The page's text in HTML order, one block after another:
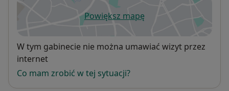
Powiększ mapęotwiera się w nowej karcie
Dostępność
W tym gabinecie nie można umawiać wizyt przez
internet
Co mam zrobić w tej sytuacji?